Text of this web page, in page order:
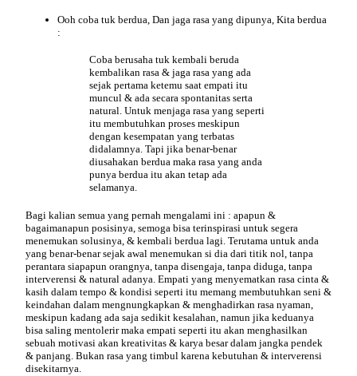
Ooh coba tuk berdua, Dan jaga rasa yang dipunya, Kita berdua
:
Coba berusaha tuk kembali beruda
kembalikan rasa & jaga rasa yang ada
sejak pertama ketemu saat empati itu
muncul & ada secara spontanitas serta
natural. Untuk menjaga rasa yang seperti
itu membutuhkan proses meskipun
dengan kesempatan yang terbatas
didalamnya. Tapi jika benar-benar
diusahakan berdua maka rasa yang anda
punya berdua itu akan tetap ada
selamanya.
Bagi kalian semua yang pernah mengalami ini : apapun &
bagaimanapun posisinya, semoga bisa terinspirasi untuk segera
menemukan solusinya, & kembali berdua lagi. Terutama untuk anda
yang benar-benar sejak awal menemukan si dia dari titik nol, tanpa
perantara siapapun orangnya, tanpa disengaja, tanpa diduga, tanpa
interverensi & natural adanya. Empati yang menyematkan rasa cinta &
kasih dalam tempo & kondisi seperti itu memang membutuhkan seni &
keindahan dalam mengnungkapkan & menghadirkan rasa nyaman,
meskipun kadang ada saja sedikit kesalahan, namun jika keduanya
bisa saling mentolerir maka empati seperti itu akan menghasilkan
sebuah motivasi akan kreativitas & karya besar dalam jangka pendek
& panjang. Bukan rasa yang timbul karena kebutuhan & interverensi
disekitarnya.